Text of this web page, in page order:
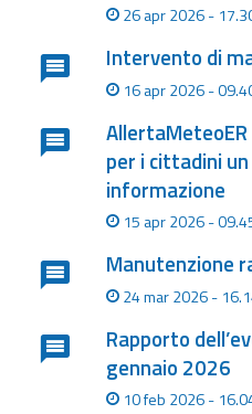
Strumenti
Aggiornamenti
Informazioni
Domande
frequenti
26 apr 2026 -
Intervento di
16 apr 2026 -
per i cittadini
informazione
15 apr 2026 -
Manutenzione
24 mar 2026 -
Rapporto
gennaio 2026
10 feb 2026 -